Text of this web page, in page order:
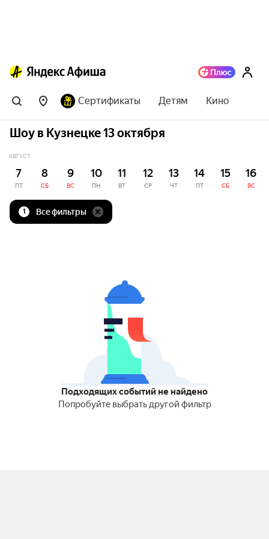
Сертификаты Детям Кино
Шоу в Кузнецке 13 октября
АВГУСТ
7
ПТ
8
СБ
9
ВС
10
ПН
11
ВТ
12
СР
13
ЧТ
14
ПТ
15
СБ
16
ВС
1 Все фильтры
Подходящих событий не найдено
Попробуйте выбрать другой фильтр